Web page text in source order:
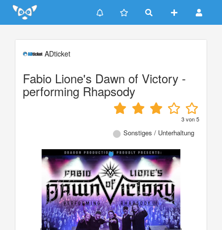
Update cookies preferences
ADticket
Fabio Lione's Dawn of Victory -
performing Rhapsody
3von5
Sonstiges / Unterhaltung